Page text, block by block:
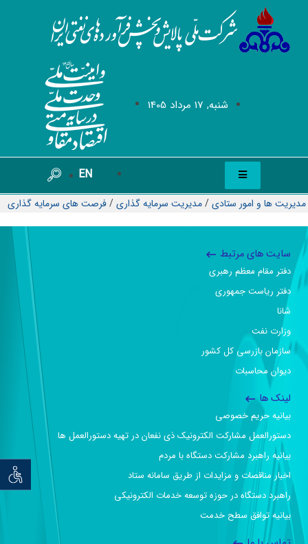
شنبه, 17 مرداد 1405
EN
توان
مدیریت ها و امور ستادی/مدیریت سرمایه گذاری/فرصت های سرمایه گذاری
سایت های مرتبط
دفتر مقام معظم رهبری
دفتر ریاست جمهوری
شانا
وزارت نفت
سازمان بازرسی کل کشور
دیوان محاسبات
لینک ها
بیانیه حریم خصوصی
دستورالعمل مشارکت الکترونیک ذی نفعان در تهیه دستورالعمل ها
بیانیه راهبرد مشارکت دستگاه با مردم
اخبار مناقصات و مزایدات از طریق سامانه ستاد
راهبرد دستگاه در حوزه توسعه خدمات الکترونیکی
بیانیه توافق سطح خدمت